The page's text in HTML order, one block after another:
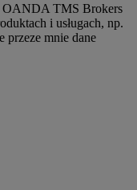
OANDA TMS Brokers
i usługach, np.
przeze mnie dane